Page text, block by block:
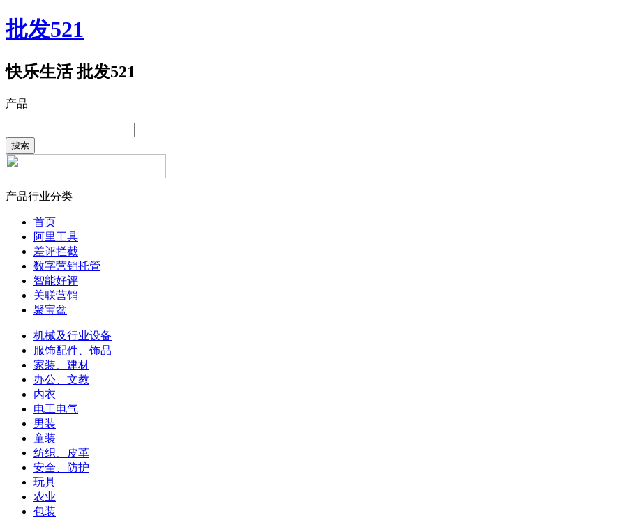
批发521
快乐生活 批发521
产品
搜索
产品行业分类
首页
阿里工具
差评拦截
数字营销托管
智能好评
关联营销
聚宝盆
机械及行业设备
服饰配件、饰品
家装、建材
办公、文教
内衣
电工电气
男装
童装
纺织、皮革
安全、防护
玩具
农业
包装